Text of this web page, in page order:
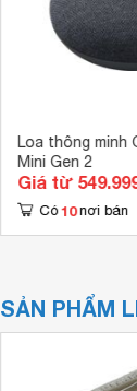
Loa thông minh
Mini Gen 2
Giá từ
Có 10 nơi bán
SẢN PHẨM